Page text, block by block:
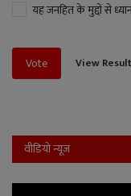
यह जनहित के मुद्दों से
Vote View
वीडियो न्यूज